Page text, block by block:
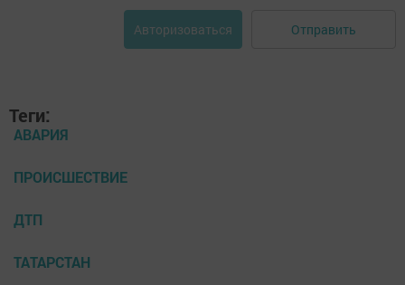
Авторизоваться Отправить
Теги:
АВАРИЯ
ПРОИСШЕСТВИЕ
ДТП
ТАТАРСТАН